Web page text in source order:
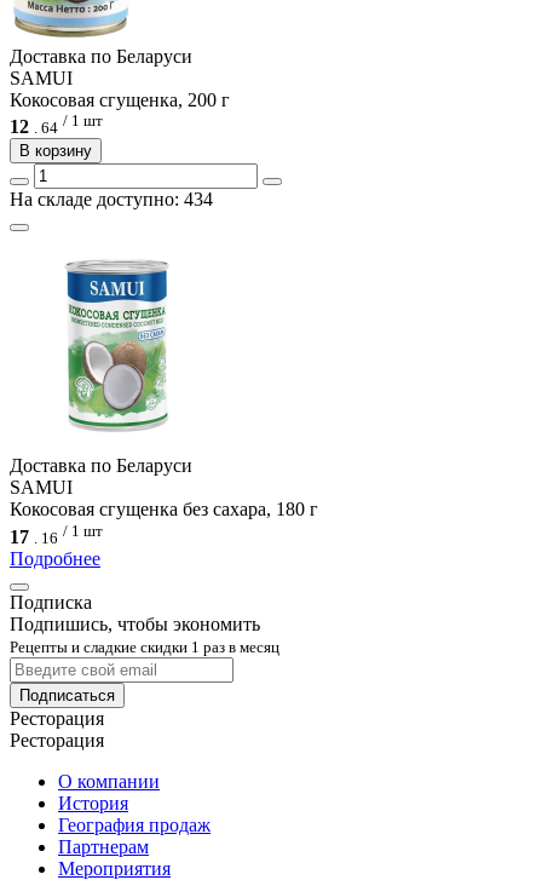
Доcтавка по Беларуси
SAMUI
Кокосовая сгущенка, 200 г
12 . 64 / 1 шт
В корзину
На складе доступно: 434
Доcтавка по Беларуси
SAMUI
Кокосовая сгущенка без сахара, 180 г
17
16 / 1 шт
Подробнее
Подписка
Подпишись, чтобы экономить
Рецепты и сладкие скидки 1 раз в месяц
Подписаться
Ресторация
Ресторация
О компании
История
География продаж
Партнерам
Мероприятия